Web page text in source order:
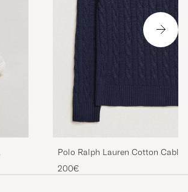
Polo Ralph Lauren Cotton Cable
Navy
200€